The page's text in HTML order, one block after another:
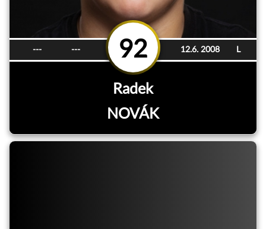
Radek
NOVÁK
92
--- --- 12.6. 2008 L